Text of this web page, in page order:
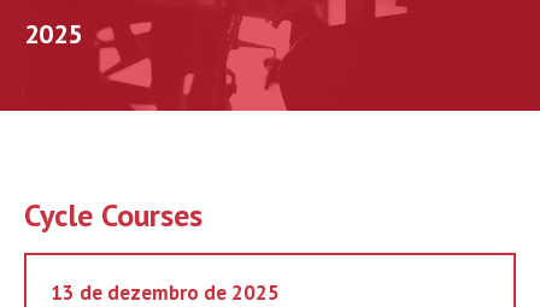
2025
Cycle Courses
13 de dezembro de 2025